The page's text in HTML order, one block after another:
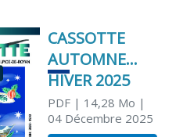
CASSOTTE
AUTOMNE
HIVER 2025
PDF| 14,28 Mo |
04 Décembre 2025